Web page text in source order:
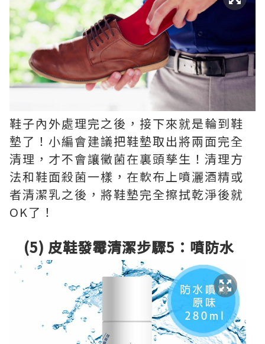
鞋子內外處理完之後，接下來就是輪到鞋
墊了！小編會建議把鞋墊取出將兩面完全
清理，才不會讓黴菌在裏頭孳生！清理方
法和鞋面殺菌一樣，在軟布上噴灑酒精或
者清潔乳之後，將鞋墊完全擦拭乾淨後就
OK了！
(5) 皮鞋發霉清潔步驟5：噴防水